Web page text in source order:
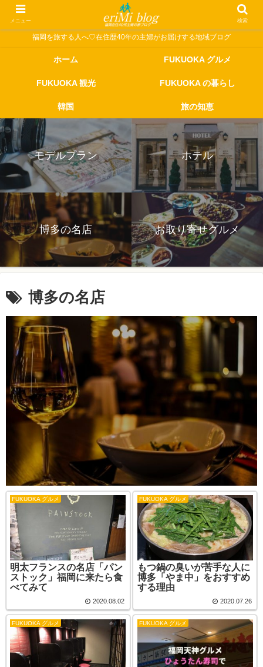
福岡を旅する人へ♡在住歴40年の主婦がお届けする地域ブログ
ホーム FUKUOKA グルメ
FUKUOKA 観光 FUKUOKA の暮らし
韓国 旅の知恵
モデルプラン ホテル
博多の名店 お取り寄せグルメ
博多の名店
FUKUOKA グルメ
明太フランスの名店「パン
ストック」福岡に来たら食
べてみて
2020.08.02
FUKUOKA グルメ
もつ鍋の臭いが苦手な人に
博多「やま中」をおすすめ
する理由
2020.07.26
FUKUOKA グルメ FUKUOKA グルメ
メニュー 検索